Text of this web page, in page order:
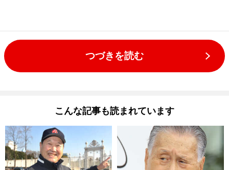
つづきを読む
こんな記事も読まれています